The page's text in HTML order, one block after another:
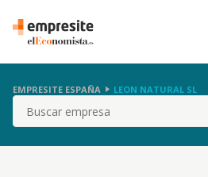
EMPRESITE ESPAÑA LEON NATURAL SL
Buscar